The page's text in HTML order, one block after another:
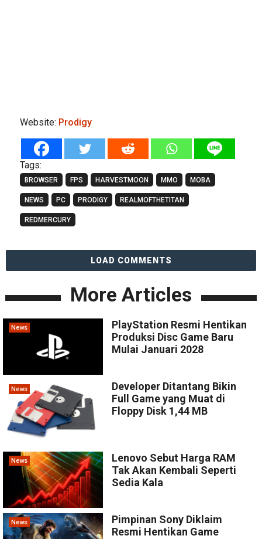
Website: Prodigy
Tags:
BROWSER FPS HARVESTMOON MMO MOBA
NEWS PC PRODIGY REALMOFTHETITAN
REDMERCURY
LOAD COMMENTS
More Articles
News
PlayStation Resmi Hentikan
Produksi Disc Game Baru
Mulai Januari 2028
News
Developer Ditantang Bikin
Full Game yang Muat di
Floppy Disk 1,44 MB
News
Lenovo Sebut Harga RAM
Tak Akan Kembali Seperti
Sedia Kala
News
Pimpinan Sony Diklaim
Resmi Hentikan Game